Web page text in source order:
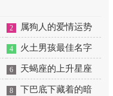
2 属狗人的爱情运势
是什么意思 属狗的人爱
情观
4 火土男孩最佳名字
火土属性的字男孩名字
有哪些
6 天蝎座的上升星座
一览表 天蝎座的上升星
8 下巴底下藏着的暗